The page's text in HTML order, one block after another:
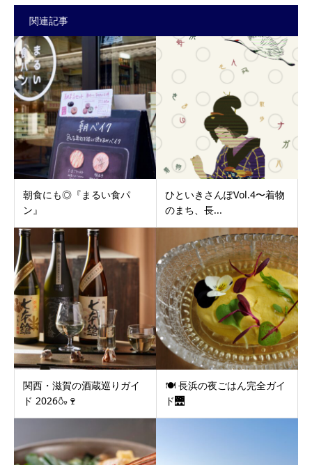
関連記事
朝食にも◎『まるい食パ
ン』
ひといきさんぽVol.4〜着物
のまち、長...
関西・滋賀の酒蔵巡りガイ
ド 2026🍶🍷
🍽 長浜の夜ごはん完全ガイ
ド🌉